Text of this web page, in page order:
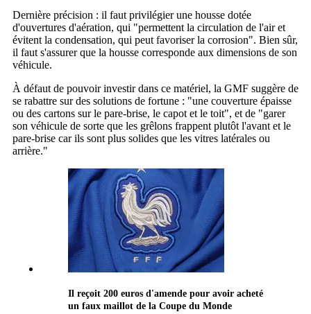
Dernière précision : il faut privilégier une housse dotée
d'ouvertures d'aération, qui "permettent la circulation de l'air et
évitent la condensation, qui peut favoriser la corrosion". Bien sûr,
il faut s'assurer que la housse corresponde aux dimensions de son
véhicule.
À défaut de pouvoir investir dans ce matériel, la GMF suggère de
se rabattre sur des solutions de fortune : "une couverture épaisse
ou des cartons sur le pare-brise, le capot et le toit", et de "garer
son véhicule de sorte que les grêlons frappent plutôt l'avant et le
pare-brise car ils sont plus solides que les vitres latérales ou
arrière."
Il reçoit 200 euros d'amende pour avoir acheté
un faux maillot de la Coupe du Monde